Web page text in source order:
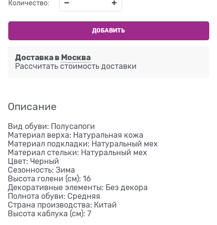
Количество:
ДОБАВИТЬ
Доставка в Москва
Рассчитать стоимость доставки
Описание
Вид обуви: Полусапоги
Материал верха: Натуральная кожа
Материал подкладки: Натуральный мех
Материал стельки: Натуральный мех
Цвет: Черный
Сезонность: Зима
Высота голени (см): 16
Декоративные элементы: Без декора
Полнота обуви: Средняя
Страна производства: Китай
Высота каблука (см): 7